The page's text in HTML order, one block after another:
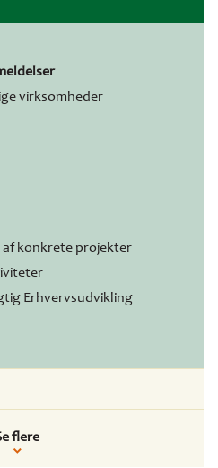
virksomheder
af konkrete projekter
Erhvervsudvikling
flere